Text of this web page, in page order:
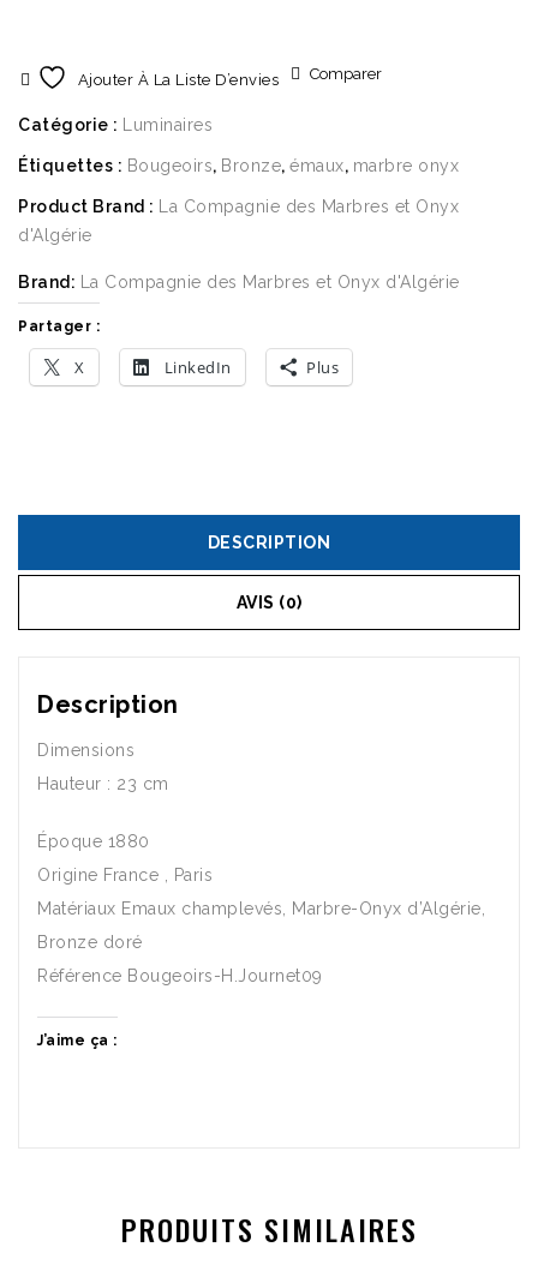
Ajouter À La Liste D’envies Comparer
Catégorie : Luminaires
Étiquettes : Bougeoirs, Bronze, émaux, marbre onyx
Product Brand :
La Compagnie des Marbres et Onyx
d'Algérie
Brand: La Compagnie des Marbres et Onyx d'Algérie
Partager :
X LinkedIn Plus
DESCRIPTION
AVIS (0)
Description
Dimensions
Hauteur : 23 cm
Époque 1880
Origine France , Paris
Matériaux Emaux champlevés, Marbre-Onyx d’Algérie,
Bronze doré
Référence Bougeoirs-H.Journet09
J’aime ça :
PRODUITS SIMILAIRES